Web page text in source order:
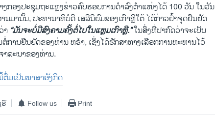
ງກອງປະຊຸມຖະແຫຼງຂ່າວຄົບຮອບການດຳລົງຕຳແໜ່ງໄດ້ 100 ວັນ ໃນວັນ
ນມານັ້ນ, ປະທານາທິບໍດີ ເສລີນິຍົມຂອງເກົາຫຼີໃຕ້ ໄດ້ກ່າວຢໍ້າຈຸດຢືນຢັດ
າ “ມັນຈະບໍ່ມີສົງຄາມຄັ້ງຕໍ່ໄປໃນແຫຼມເກົາຫຼີ.”ໃນສິ່ງທີ່ປາກົດວ່າຈະເປັນ
ການຢືນຢັດຂອງທ່ານ ທຣຳ, ເຊິ່ງໄດ້ຮັກສາທາງເລືອກການທະຫານໄວ້
າລະນາຂອງທ່ານ.
ຕື່ມເປັນພາສາອັງກິດ
ຣ໌ Follow us Print